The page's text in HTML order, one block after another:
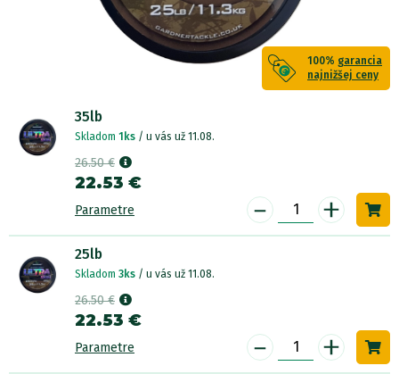
100% garancia
najnižšej ceny
35lb
Skladom 1ks / u vás už 11.08.
26.50 €
22.53 €
Parametre - +
25lb
Skladom 3ks / u vás už 11.08.
26.50 €
22.53 €
Parametre - +